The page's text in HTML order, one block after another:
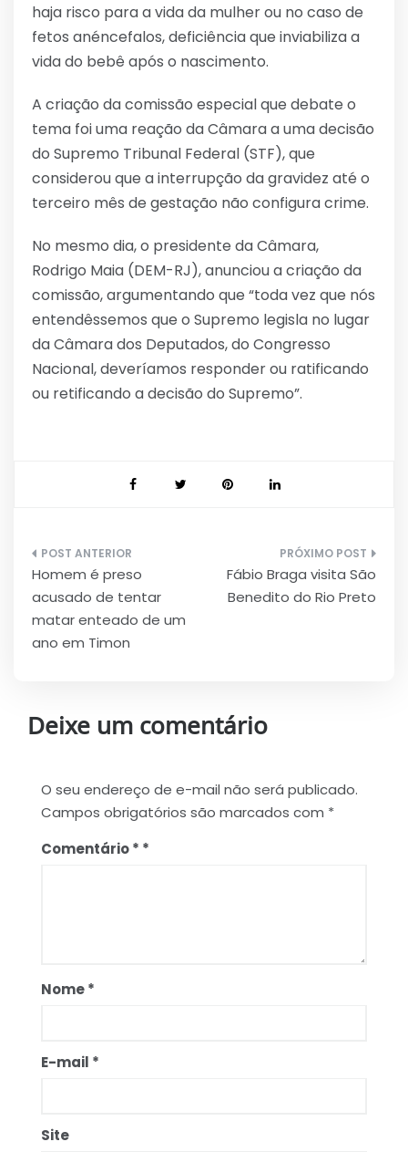
haja risco para a vida da mulher ou no caso de
fetos anéncefalos, deficiência que inviabiliza a
vida do bebê após o nascimento.
A criação da comissão especial que debate o
tema foi uma reação da Câmara a uma decisão
do Supremo Tribunal Federal (STF), que
considerou que a interrupção da gravidez até o
terceiro mês de gestação não configura crime.
No mesmo dia, o presidente da Câmara,
Rodrigo Maia (DEM-RJ), anunciou a criação da
comissão, argumentando que “toda vez que nós
entendêssemos que o Supremo legisla no lugar
da Câmara dos Deputados, do Congresso
Nacional, deveríamos responder ou ratificando
ou retificando a decisão do Supremo”.
Navegação
de
Post
Homem é preso
acusado de tentar
matar enteado de um
ano em Timon
Fábio Braga visita São
Benedito do Rio Preto
Deixe um comentário
O seu endereço de e-mail não será publicado.
Campos obrigatórios são marcados com *
Comentário*
Nome*
E-mail *
Site